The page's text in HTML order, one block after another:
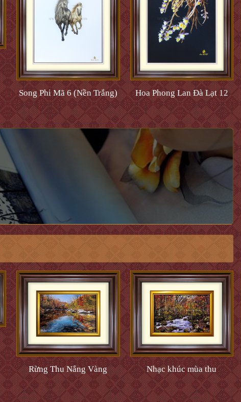
Song Phi Mã 6 (Nền Trắng) Hoa Phong Lan Đà Lạt 12
Rừng Thu Nắng Vàng Nhạc khúc mùa thu